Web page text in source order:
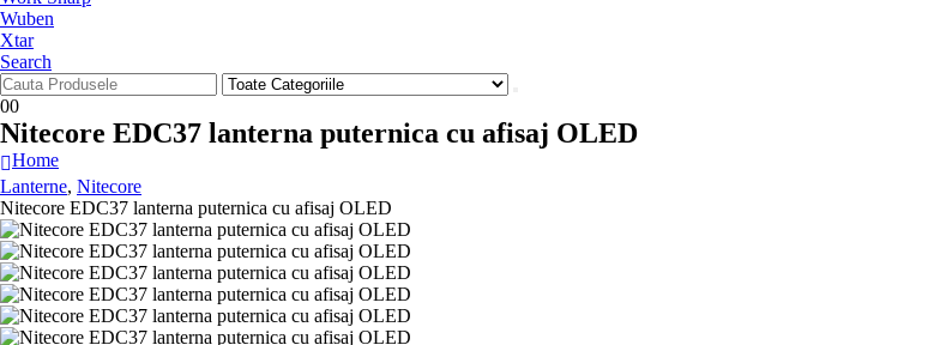
Wuben
Xtar
Search
00
Nitecore EDC37 lanterna puternica cu afisaj OLED
Home
Lanterne, Nitecore
Nitecore EDC37 lanterna puternica cu afisaj OLED